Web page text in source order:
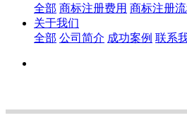
全部 商标注册费用 商标注册
关于我们
全部 公司简介 成功案例 联系